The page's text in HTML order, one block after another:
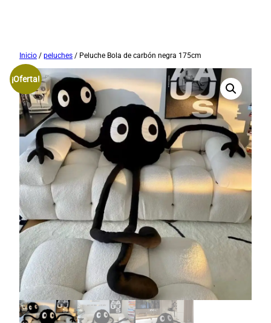
Saltar
al
contenido
Inicio / peluches / Peluche Bola de carbón negra 175cm
¡Oferta!